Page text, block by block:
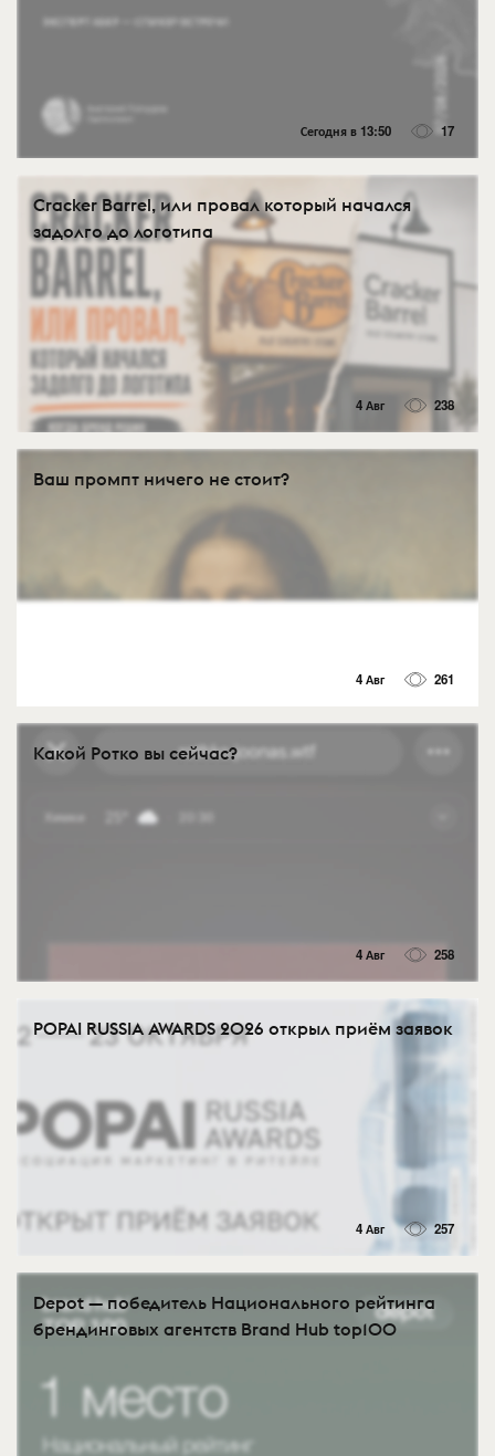
Сегодня в 13:50 17
Cracker Barrel, или провал который начался
задолго до логотипа
4 Авг 238
Ваш промпт ничего не стоит?
4 Авг 261
Какой Ротко вы сейчас?
4 Авг 258
POPAI RUSSIA AWARDS 2026 открыл приём заявок
4 Авг 257
Depot — победитель Национального рейтинга
брендинговых агентств Brand Hub top100